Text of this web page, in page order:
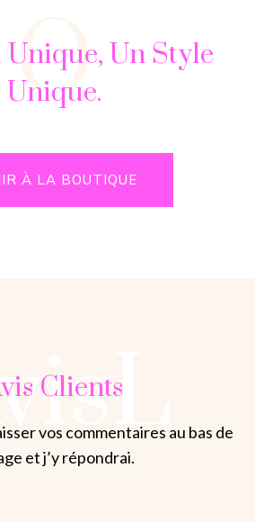
O Un Style
Unique.
À LA BOUTIQUE
Clients
vos commentaires au bas de
et j’y répondrai.